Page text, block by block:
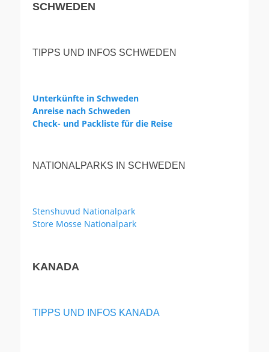
SCHWEDEN
TIPPS UND INFOS SCHWEDEN
Unterkünfte in Schweden
Anreise nach Schweden
Check- und Packliste für die Reise
NATIONALPARKS IN SCHWEDEN
Stenshuvud Nationalpark
Store Mosse Nationalpark
KANADA
TIPPS UND INFOS KANADA